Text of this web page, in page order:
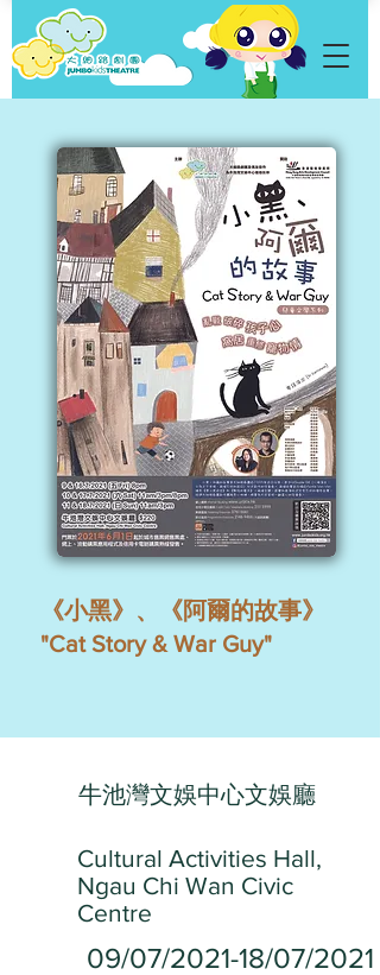
《小黑》、《阿爾的故事》
"Cat Story & War Guy"
牛池灣文娛中心文娛廳
Cultural Activities Hall,
Ngau Chi Wan Civic
Centre
09/07/2021-18/07/2021